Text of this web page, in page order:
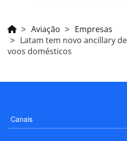
Aviação
Empresas
Latam tem novo ancillary
voos domésticos
Canais